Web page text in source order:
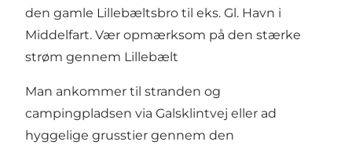
den gamle Lillebæltsbro til eks. Gl. Havn i
Middelfart. Vær opmærksom på den stærke
strøm gennem Lillebælt
Man ankommer til stranden og
campingpladsen via Galsklintvej eller ad
hyggelige grusstier gennem den